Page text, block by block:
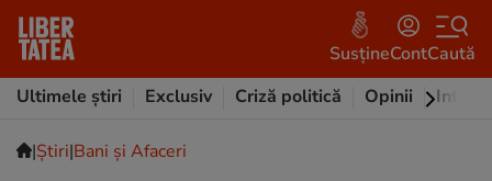
SusțineContCaută
Ultimele știri
Exclusiv Criză politică Opinii
|Ştiri|Bani și Afaceri